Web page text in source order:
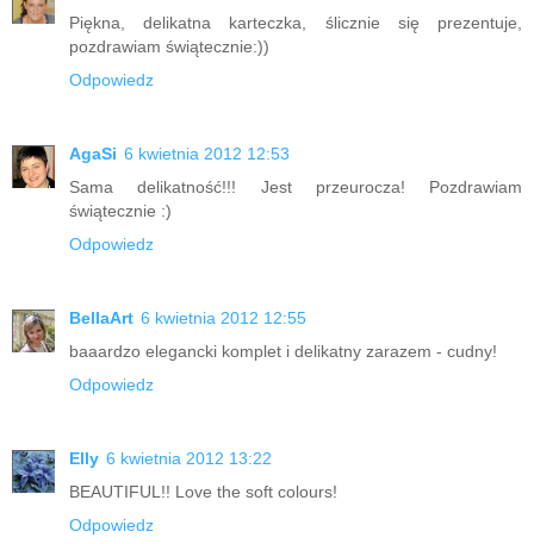
Piękna, delikatna karteczka, ślicznie się prezentuje,
pozdrawiam świątecznie:))
Odpowiedz
AgaSi 6 kwietnia 2012 12:53
Sama delikatność!!! Jest przeurocza! Pozdrawiam
świątecznie :)
Odpowiedz
BellaArt 6 kwietnia 2012 12:55
baaardzo elegancki komplet i delikatny zarazem - cudny!
Odpowiedz
Elly 6 kwietnia 2012 13:22
BEAUTIFUL!! Love the soft colours!
Odpowiedz